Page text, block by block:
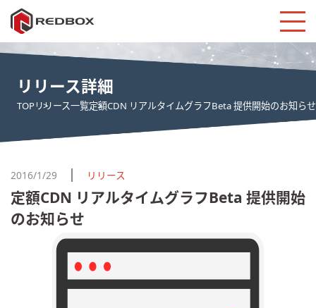
リリース詳細
TOPリリース一覧定額CDN リアルタイムグラフBeta 提供開始のお知らせ
2016/1/29 リリース
定額CDN リアルタイムグラフBeta 提供開始
のお知らせ